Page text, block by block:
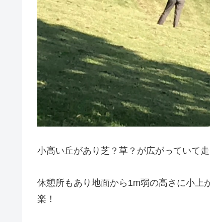
小高い丘があり芝？草？が広がっていて
休憩所もあり地面から1m弱の高さに小上
楽！